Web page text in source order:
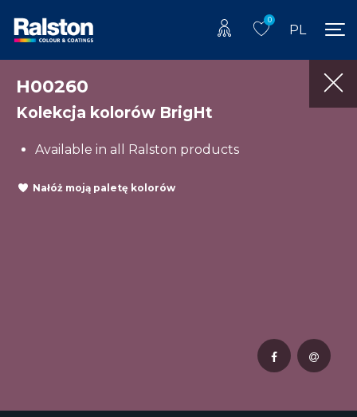
0
PL
H00260
Kolekcja kolorów BrigHt
Available in all Ralston products
Nałóż moją paletę kolorów